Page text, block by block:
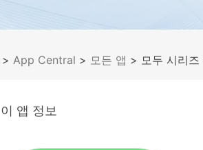
> App Central > 모든 앱 > 모두 시리즈
이 앱 정보